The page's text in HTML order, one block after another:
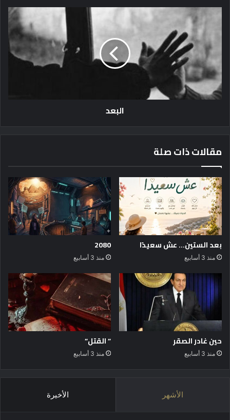
البعد
مقالات ذات صلة
بعد الستين… عش سعيدًا
منذ 3 أسابيع
2080
منذ 3 أسابيع
حين غادر الصقر
منذ 3 أسابيع
” القتل”
منذ 3 أسابيع
الأشهر الأخيرة